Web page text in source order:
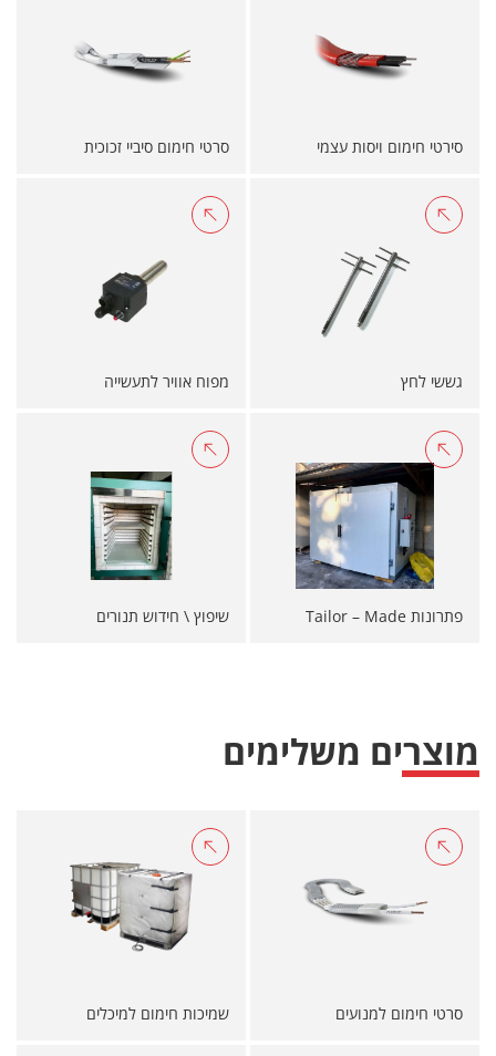
סירטי חימום ויסות עצמי סרטי חימום סיביי זכוכית
גששי לחץ מפוח אוויר לתעשייה
פתרונות Tailor – Made שיפוץ \ חידוש תנורים
מוצרים משלימים
סרטי חימום למנועים שמיכות חימום למיכלים